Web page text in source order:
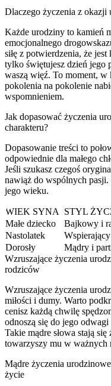
Dlaczego życzenia z okazji
Każde urodziny to kamień
emocjonalnego
siłę z potwierdzenia, że
tylko świętujesz dzień jego
waszą więź. To moment, w
pokolenia na pokolenie
wspomnieniem.
Jak dopasować życzenia
charakteru?
Dopasowanie treści to
odpowiednie dla małego
Jeśli szukasz czegoś
nawiąż do wspólnych pasji.
jego wieku.
WIEK SYNA STYL
Małe dziecko
Bajkowy i
Nastolatek
Dorosły
Mądry i
Wzruszające życzenia
rodziców
Wzruszające życzenia
miłości i dumy. Warto
cenisz każdą chwilę
odnoszą się do jego
Takie mądre słowa stają
towarzyszy mu w ważnych
Mądre życzenia
życie